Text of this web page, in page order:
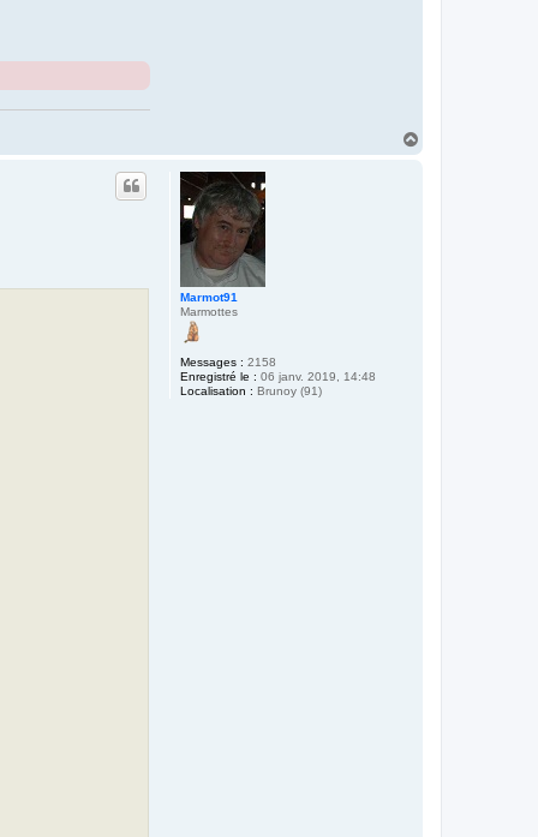
Marmot91
Marmottes
Messages : 2158
Enregistré le : 06 janv. 2019, 14:48
Localisation : Brunoy (91)